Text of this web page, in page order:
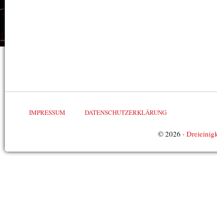
IMPRESSUM DATENSCHUTZERKLÄRUNG
© 2026 ·